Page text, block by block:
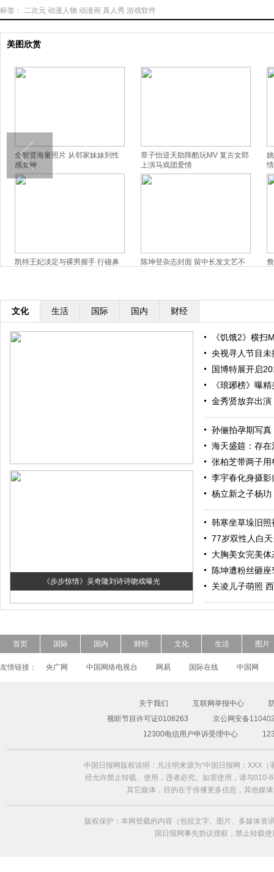
标签： 二次元 动漫人物 动漫画 真人秀 游戏软件
美图欣赏
全智贤海量照片 从邻家妹妹到性
感女神
章子怡逆天助阵酷玩MV 复古女郎
上演马戏团爱情
凯特王妃淡定与裸男握手 行碰鼻
陈坤登杂志封面 留中长发文艺不
文化 生活 国际 国内 财经
《步步惊情》吴奇隆刘诗诗吻戏曝光
超模Freja Beha演绎2014春夏形象大片
《饥饿2》横扫
央视寻人节目
国博特展开启
《琅琊榜》曝
金秀贤放弃出
孙俪拍孕期写
海天盛筵：存
张柏芝带两子
李宇春化身摄
杨立新之子杨
韩寒坐草垛旧
77岁双性人白
大胸美女完美
陈坤遭粉丝砸
关凌儿子萌照
首页 国际 国内 财经 文化 生活 图片
友情链接： 央广网 中国网络电视台 网易 国际在线 中国网
关于我们 互联网举报中心
视听节目许可证0108263
京公网安备
12300电信用户申诉受理中心
中国日报网版权说明：凡注明来源为“中国日报网：XXX
经允许禁止转载、使用，违者必究。如需使用，请与010-
其它媒体，目的在于传播更多信息，其他媒
版权保护：本网登载的内容（包括文字、图片、多媒体
国日报网事先协议授权，禁止转载